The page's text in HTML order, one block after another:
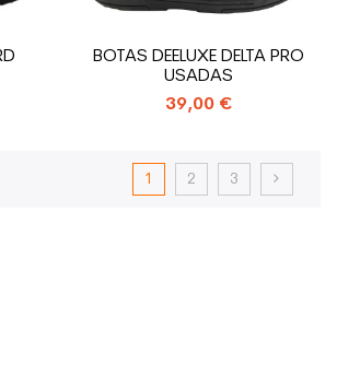
BOTAS DEELUXE DELTA PRO
USADAS
39,00 €
1 2 3